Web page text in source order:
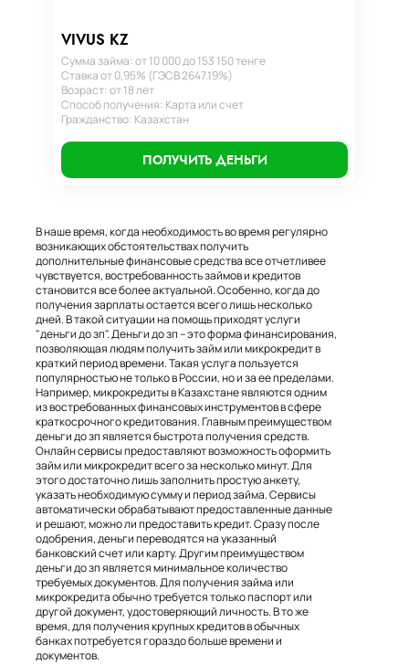
VIVUS KZ
Сумма займа: от 10 000 до 153 150 тенге
Ставка от 0,95% (ГЭСВ 2647.19%)
Возраст: от 18 лет
Способ получения: Карта или счет
Гражданство: Казахстан
ПОЛУЧИТЬ ДЕНЬГИ
В наше время, когда необходимость во время регулярно
возникающих обстоятельствах получить
дополнительные финансовые средства все отчетливее
чувствуется, востребованность займов и кредитов
становится все более актуальной. Особенно, когда до
получения зарплаты остается всего лишь несколько
дней. В такой ситуации на помощь приходят услуги
"деньги до зп". Деньги до зп – это форма финансирования,
позволяющая людям получить займ или микрокредит в
краткий период времени. Такая услуга пользуется
популярностью не только в России, но и за ее пределами.
Например, микрокредиты в Казахстане являются одним
из востребованных финансовых инструментов в сфере
краткосрочного кредитования. Главным преимуществом
деньги до зп является быстрота получения средств.
Онлайн сервисы предоставляют возможность оформить
займ или микрокредит всего за несколько минут. Для
этого достаточно лишь заполнить простую анкету,
указать необходимую сумму и период займа. Сервисы
автоматически обрабатывают предоставленные данные
и решают, можно ли предоставить кредит. Сразу после
одобрения, деньги переводятся на указанный
банковский счет или карту. Другим преимуществом
деньги до зп является минимальное количество
требуемых документов. Для получения займа или
микрокредита обычно требуется только паспорт или
другой документ, удостоверяющий личность. В то же
время, для получения крупных кредитов в обычных
банках потребуется гораздо больше времени и
документов.